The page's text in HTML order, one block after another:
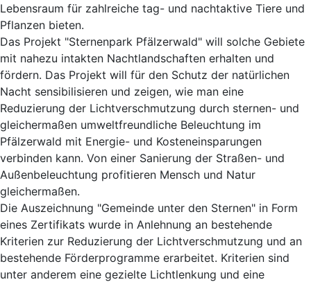
Lebensraum für zahlreiche tag- und nachtaktive Tiere und
Pflanzen bieten.
Das Projekt "Sternenpark Pfälzerwald" will solche Gebiete
mit nahezu intakten Nachtlandschaften erhalten und
fördern. Das Projekt will für den Schutz der natürlichen
Nacht sensibilisieren und zeigen, wie man eine
Reduzierung der Lichtverschmutzung durch sternen- und
gleichermaßen umweltfreundliche Beleuchtung im
Pfälzerwald mit Energie- und Kosteneinsparungen
verbinden kann. Von einer Sanierung der Straßen- und
Außenbeleuchtung profitieren Mensch und Natur
gleichermaßen.
Die Auszeichnung "Gemeinde unter den Sternen" in Form
eines Zertifikats wurde in Anlehnung an bestehende
Kriterien zur Reduzierung der Lichtverschmutzung und an
bestehende Förderprogramme erarbeitet. Kriterien sind
unter anderem eine gezielte Lichtlenkung und eine